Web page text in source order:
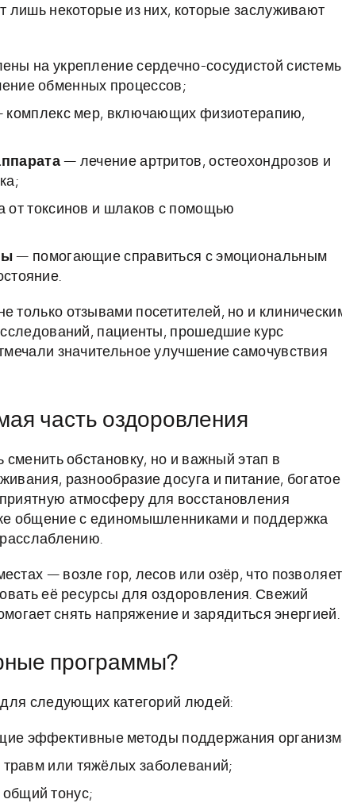
лишь некоторые из них, которые заслуживают
на укрепление сердечно-сосудистой
обменных процессов;
комплекс мер, включающих физиотерапию,
— лечение артритов, остеохондрозов и
токсинов и шлаков с помощью
— помогающие справиться с эмоциональным
только отзывами посетителей, но и
пациенты, прошедшие курс
значительное улучшение самочувствия
часть оздоровления
обстановку, но и важный этап в
разнообразие досуга и питание, богатое
атмосферу для восстановления
общение с единомышленниками и поддержка
— возле гор, лесов или озёр, что позволяет
её ресурсы для оздоровления. Свежий
снять напряжение и зарядиться энергией.
программы?
для следующих категорий людей:
эффективные методы поддержания
травм или тяжёлых заболеваний;
тонус;